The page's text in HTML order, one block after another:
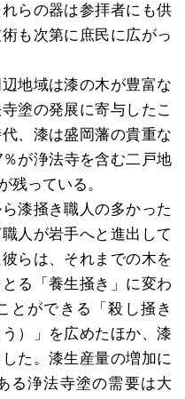
らの器は参拝者にも供
も次第に庶民に広がっ
地域は漆の木が豊富な
塗の発展に寄与したこ
、漆は盛岡藩の貴重な
が浄法寺を含む二戸地
残っている。
漆掻き職人の多かった
人が岩手へと進出して
らは、それまでの木を
る「養生掻き」に変わ
とができる「殺し掻き
）」を広めたほか、漆
た。漆生産量の増加に
る浄法寺塗の需要は大